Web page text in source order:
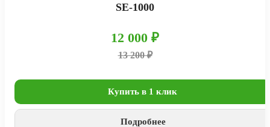
SE-1000
12 000 ₽
13 200 ₽
Купить в 1 клик
Подробнее